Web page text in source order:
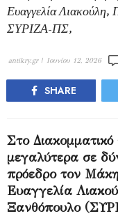
Ευαγγελία
ΣΥΡΙΖΑ-ΠΣ,
antikry.gr | Ιουνίου 12, 2026
SHARE
Στο
μεγαλύτερα σε
πρόεδρο τον
Ευαγγελία
Ξανθόπουλο